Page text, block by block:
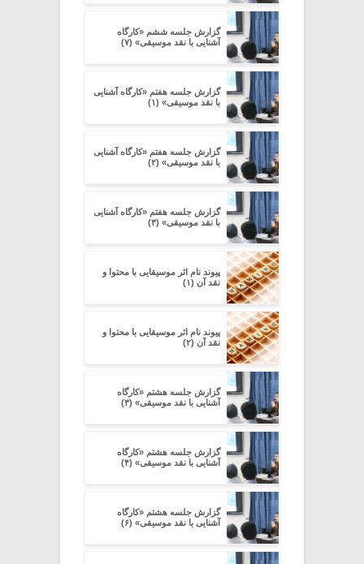
گزارش جلسه ششم «کارگاه
آشنایی با نقد موسیقی» (۷)
گزارش جلسه هفتم «کارگاه آشنایی
با نقد موسیقی» (۱)
گزارش جلسه هفتم «کارگاه آشنایی
با نقد موسیقی» (۲)
گزارش جلسه هفتم «کارگاه آشنایی
با نقد موسیقی» (۳)
پیوند نام اثر موسیقایی با محتوا و
نقد آن (۱)
پیوند نام اثر موسیقایی با محتوا و
نقد آن (۲)
گزارش جلسه هشتم «کارگاه
آشنایی با نقد موسیقی» (۳)
گزارش جلسه هشتم «کارگاه
آشنایی با نقد موسیقی» (۴)
گزارش جلسه هشتم «کارگاه
آشنایی با نقد موسیقی» (۶)